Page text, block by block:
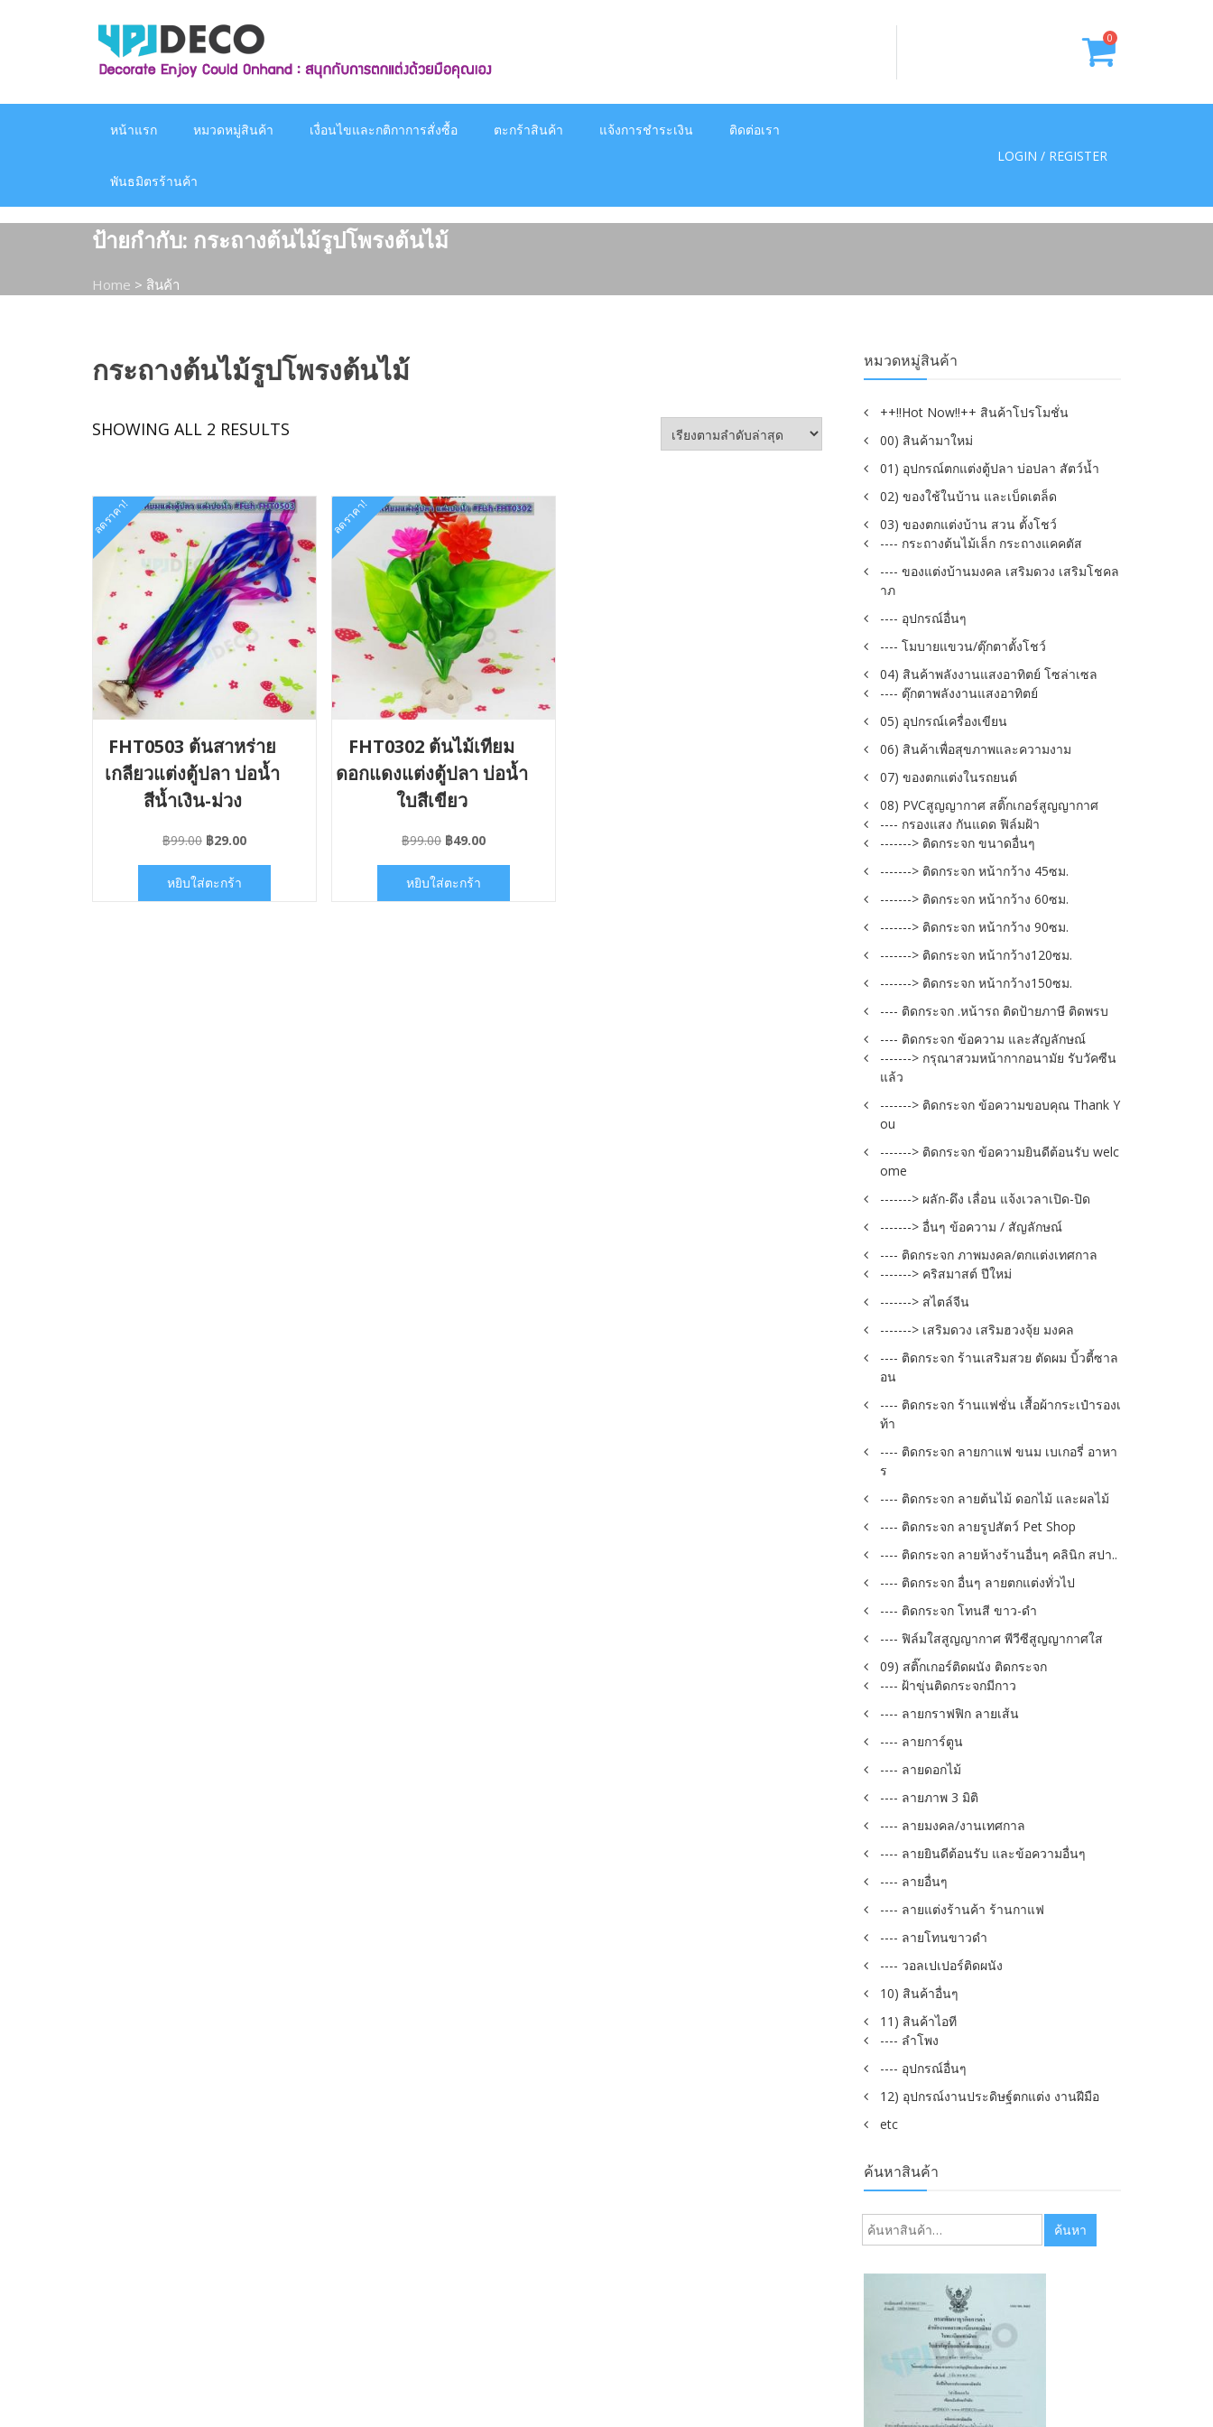
0
หน้าแรก หมวดหมู่สินค้า เงื่อนไขและกติกาการสั่งซื้อ ตะกร้าสินค้า แจ้งการชำระเงิน ติดต่อเรา
พันธมิตรร้านค้า
LOGIN / REGISTER
ป้ายกำกับ: กระถางต้นไม้รูปโพรงต้นไม้
Home > สินค้า
กระถางต้นไม้รูปโพรงต้นไม้
SHOWING ALL 2 RESULTS
ลดราคา!
FHT0503 ต้นสาหร่าย
เกลียวแต่งตู้ปลา บ่อน้ำ
สีน้ำเงิน-ม่วง
฿99.00 Original
was:
฿29.00Current
หยิบใส่ตะกร้า
ลดราคา!
FHT0302 ต้นไม้เทียม
ดอกแดงแต่งตู้ปลา บ่อน้ำ
ใบสีเขียว
฿99.00 Original
was:
฿49.00Current
หยิบใส่ตะกร้า
หมวดหมู่สินค้า
++!!Hot Now!!++ สินค้าโปรโมชั่น
00) สินค้ามาใหม่
01) อุปกรณ์ตกแต่งตู้ปลา บ่อปลา สัตว์น้ำ
02) ของใช้ในบ้าน และเบ็ดเตล็ด
03) ของตกแต่งบ้าน สวน ตั้งโชว์
---- กระถางต้นไม้เล็ก กระถางแคคตัส
---- ของแต่งบ้านมงคล เสริมดวง เสริมโชคล
าภ
---- อุปกรณ์อื่นๆ
---- โมบายแขวน/ตุ๊กตาตั้งโชว์
04) สินค้าพลังงานแสงอาทิตย์ โซล่าเซล
---- ตุ๊กตาพลังงานแสงอาทิตย์
05) อุปกรณ์เครื่องเขียน
06) สินค้าเพื่อสุขภาพและความงาม
07) ของตกแต่งในรถยนต์
08) PVCสูญญากาศ สติ๊กเกอร์สูญญากาศ
---- กรองแสง กันแดด ฟิล์มฝ้า
-------> ติดกระจก ขนาดอื่นๆ
-------> ติดกระจก หน้ากว้าง 45ซม.
-------> ติดกระจก หน้ากว้าง 60ซม.
-------> ติดกระจก หน้ากว้าง 90ซม.
-------> ติดกระจก หน้ากว้าง120ซม.
-------> ติดกระจก หน้ากว้าง150ซม.
---- ติดกระจก .หน้ารถ ติดป้ายภาษี ติดพรบ
---- ติดกระจก ข้อความ และสัญลักษณ์
-------> กรุณาสวมหน้ากากอนามัย รับวัคซีน
แล้ว
-------> ติดกระจก ข้อความขอบคุณ Thank Y
ou
-------> ติดกระจก ข้อความยินดีต้อนรับ welc
ome
-------> ผลัก-ดึง เลื่อน แจ้งเวลาเปิด-ปิด
-------> อื่นๆ ข้อความ / สัญลักษณ์
---- ติดกระจก ภาพมงคล/ตกแต่งเทศกาล
-------> คริสมาสต์ ปีใหม่
-------> สไตล์จีน
-------> เสริมดวง เสริมฮวงจุ้ย มงคล
---- ติดกระจก ร้านเสริมสวย ตัดผม บิ้วตี้ซาล
อน
---- ติดกระจก ร้านแฟชั่น เสื้อผ้ากระเป๋ารองเ
ท้า
---- ติดกระจก ลายกาแฟ ขนม เบเกอรี่ อาหา
ร
---- ติดกระจก ลายต้นไม้ ดอกไม้ และผลไม้
---- ติดกระจก ลายรูปสัตว์ Pet Shop
---- ติดกระจก ลายห้างร้านอื่นๆ คลินิก สปา..
---- ติดกระจก อื่นๆ ลายตกแต่งทั่วไป
---- ติดกระจก โทนสี ขาว-ดำ
---- ฟิล์มใสสูญญากาศ พีวีซีสูญญากาศใส
09) สติ๊กเกอร์ติดผนัง ติดกระจก
---- ฝ้าขุ่นติดกระจกมีกาว
---- ลายกราฟฟิก ลายเส้น
---- ลายการ์ตูน
---- ลายดอกไม้
---- ลายภาพ 3 มิติ
---- ลายมงคล/งานเทศกาล
---- ลายยินดีต้อนรับ และข้อความอื่นๆ
---- ลายอื่นๆ
---- ลายแต่งร้านค้า ร้านกาแฟ
---- ลายโทนขาวดำ
---- วอลเปเปอร์ติดผนัง
10) สินค้าอื่นๆ
11) สินค้าไอที
---- ลำโพง
---- อุปกรณ์อื่นๆ
12) อุปกรณ์งานประดิษฐ์ตกแต่ง งานฝีมือ
etc
ค้นหาสินค้า
ค้นหา: ค้นหา